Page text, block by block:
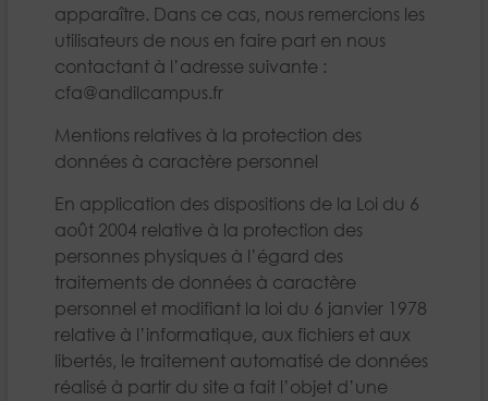
apparaître. Dans ce cas, nous remercions les
utilisateurs de nous en faire part en nous
contactant à l’adresse suivante :
cfa@andilcampus.fr
Mentions relatives à la protection des
données à caractère personnel
En application des dispositions de la Loi du 6
août 2004 relative à la protection des
personnes physiques à l’égard des
traitements de données à caractère
personnel et modifiant la loi du 6 janvier 1978
relative à l’informatique, aux fichiers et aux
libertés, le traitement automatisé de données
réalisé à partir du site a fait l’objet d’une